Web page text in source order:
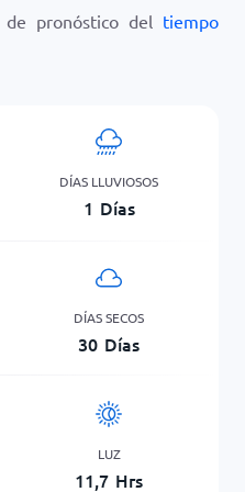
de pronóstico del tiempo
DÍAS LLUVIOSOS
1 Días
DÍAS SECOS
30 Días
LUZ
11,7 Hrs